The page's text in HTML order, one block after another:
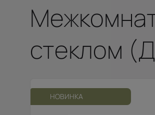
стеклом
НОВИНКА